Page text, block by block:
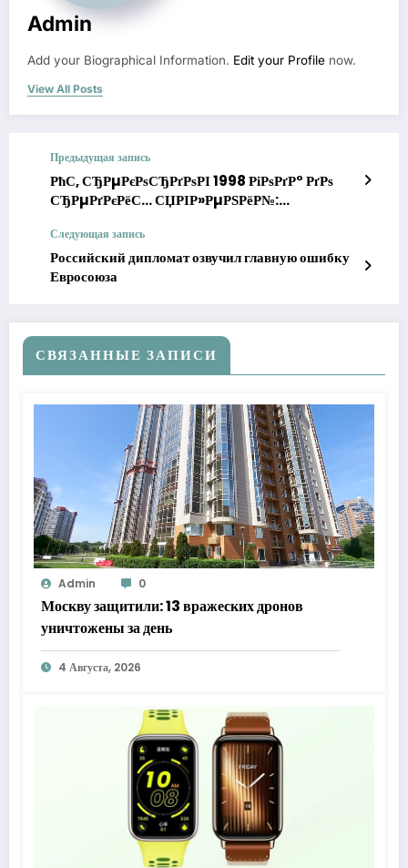
Admin
Add your Biographical Information. Edit your Profile now.
View All Posts
Предыдущая запись
РћС‚ СЂРµРєРѕСЂРґРѕРІ 1998 РіРѕРґР° РґРѕ
СЂРµРґРєРёС… СЏРІР»РµРЅРёР№:
РЅРµРѕР¶РёРґР°РЅРЅС‹Р№ РїСЂРѕРіРЅРѕР·
РїРѕРіРѕРґС‹ РІ РњРѕСЃРєРІРµ СЃ 12
РёСЋРЅСЏ
Следующая запись
Российский дипломат озвучил главную ошибку
Евросоюза
СВЯЗАННЫЕ ЗАПИСИ
Admin 0
Москву защитили: 13 вражеских дронов
уничтожены за день
4 Августа, 2026